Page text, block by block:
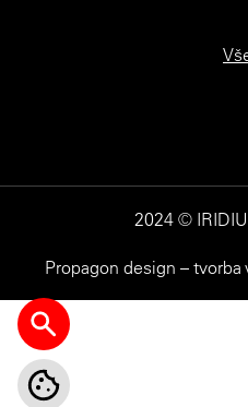
2024 ©
Propagon design – tvorba